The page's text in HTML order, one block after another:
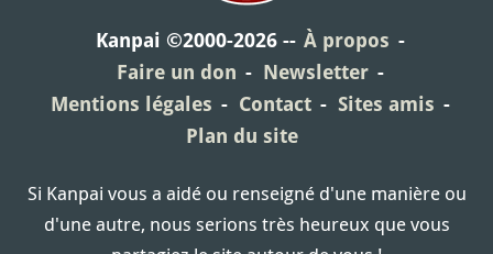
Kanpai ©2000-2026
À propos
Faire un don
Newsletter
Mentions légales
Contact
Sites amis
Plan du site
Si Kanpai vous a aidé ou renseigné d'une manière ou
d'une autre, nous serions très heureux que vous